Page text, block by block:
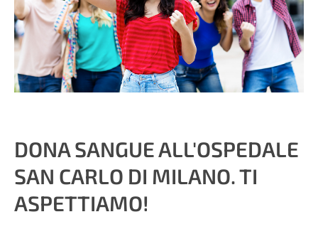
DONA SANGUE ALL'OSPEDALE
SAN CARLO DI MILANO. TI
ASPETTIAMO!